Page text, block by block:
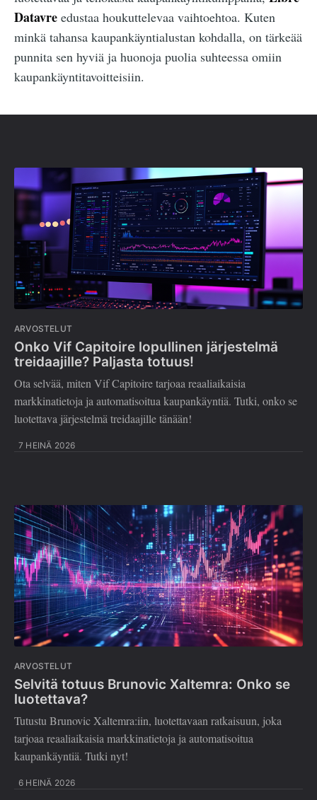
Datavre edustaa houkuttelevaa vaihtoehtoa. Kuten
minkä tahansa kaupankäyntialustan kohdalla, on tärkeää
punnita sen hyviä ja huonoja puolia suhteessa omiin
kaupankäyntitavoitteisiin.
ARVOSTELUT
Onko Vif Capitoire lopullinen järjestelmä
treidaajille? Paljasta totuus!
Ota selvää, miten Vif Capitoire tarjoaa reaaliaikaisia
markkinatietoja ja automatisoitua kaupankäyntiä. Tutki, onko se
luotettava järjestelmä treidaajille tänään!
7 HEINÄ 2026
ARVOSTELUT
Selvitä totuus Brunovic Xaltemra: Onko se
luotettava?
Tutustu Brunovic Xaltemra:iin, luotettavaan ratkaisuun, joka
tarjoaa reaaliaikaisia markkinatietoja ja automatisoitua
kaupankäyntiä. Tutki nyt!
6 HEINÄ 2026